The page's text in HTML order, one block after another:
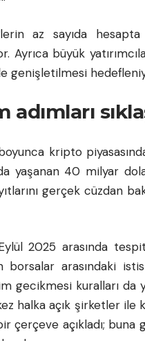
az sayıda hesapta
Ayrıca büyük
genişletilmesi
kripto
yaşanan 40 milyar
gerçek cüzdan
2025 arasında tespit
arasındaki
gecikmesi kuralları da
halka açık şirketler ile
çerçeve açıkladı;